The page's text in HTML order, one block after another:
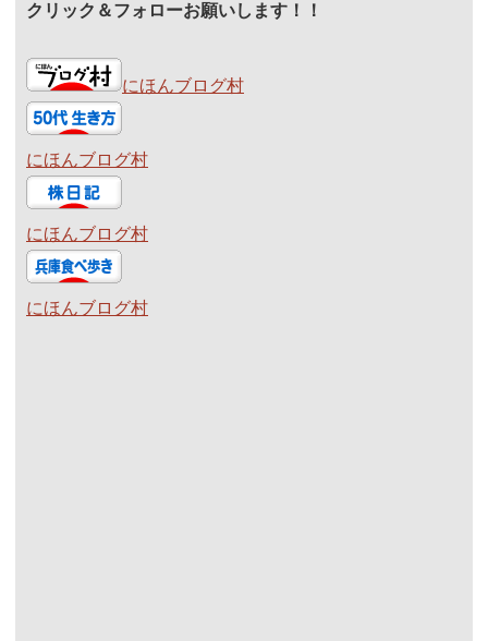
クリック＆フォローお願いします！！
にほんブログ村
にほんブログ村
にほんブログ村
にほんブログ村